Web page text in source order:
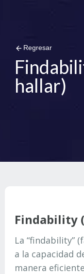
arrow_back Regresar
hallar)
Findability
La “findability”
a la capacidad
manera